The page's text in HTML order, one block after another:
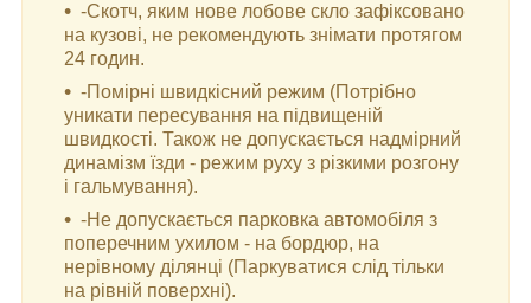
-Скотч, яким нове лобове скло зафіксовано
на кузові, не рекомендують знімати протягом
24 годин.
-Помірні швидкісний режим (Потрібно
уникати пересування на підвищеній
швидкості. Також не допускається надмірний
динамізм їзди - режим руху з різкими розгону
і гальмування).
-Не допускається парковка автомобіля з
поперечним ухилом - на бордюр, на
нерівному ділянці (Паркуватися слід тільки
на рівній поверхні).